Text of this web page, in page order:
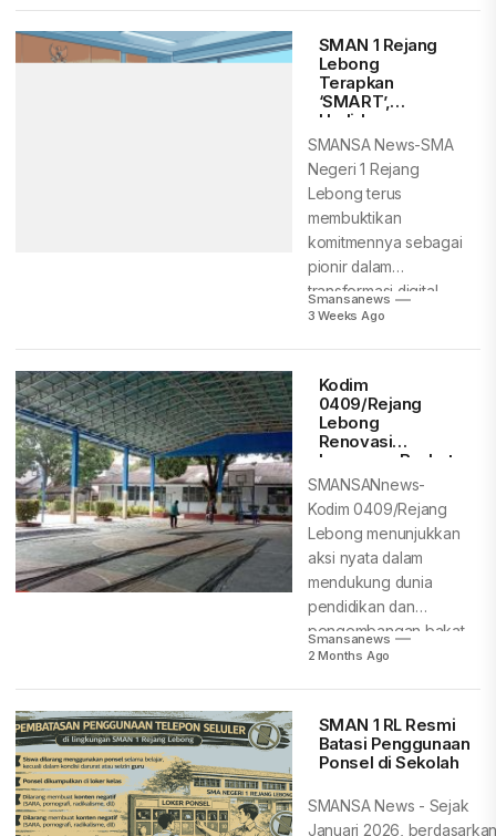
SMAN 1 Rejang
Lebong
Terapkan
‘SMART’,
Hadirkan
Pendidikan Masa
Depan Berbasis
Digital
SMANSA News-SMA
Negeri 1 Rejang
Lebong terus
membuktikan
komitmennya sebagai
pionir dalam
transformasi digital
dunia pendidikan di
Smansanews
3 Weeks Ago
Kodim
0409/Rejang
Lebong
Renovasi
Lapangan Basket
SMAN 1 untuk
Tingkatkan
Prestasi Siswa
SMANSANnews-
Kodim 0409/Rejang
Lebong menunjukkan
aksi nyata dalam
mendukung dunia
pendidikan dan
pengembangan bakat
generasi muda.
Smansanews
2 Months Ago
SMAN 1 RL Resmi
Batasi Penggunaan
Ponsel di Sekolah
SMANSA News - Sejak
Januari 2026,